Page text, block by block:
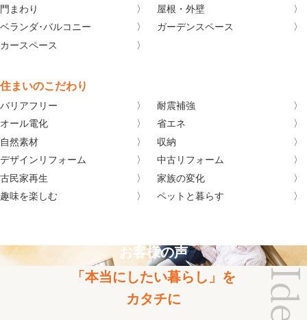
門まわり
屋根・外壁
ベランダ･バルコニー
ガーデンスペース
カースペース
住まいのこだわり
バリアフリー
耐震補強
オール電化
省エネ
自然素材
収納
デザインリフォーム
中古リフォーム
古民家再生
家族の変化
趣味を楽しむ
ペットと暮らす
お客様の声
「本当にしたい暮らし」を
カタチに